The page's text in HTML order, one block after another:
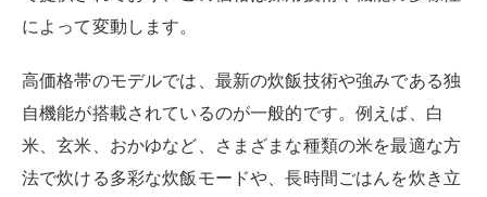
によって変動します。
高価格帯のモデルでは、最新の炊飯技術や強みである独
自機能が搭載されているのが一般的です。例えば、白
米、玄米、おかゆなど、さまざまな種類の米を最適な方
法で炊ける多彩な炊飯モードや、長時間ごはんを炊き立